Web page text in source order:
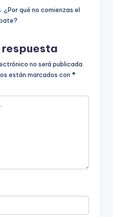
¿Por qué no comienzas el
respuesta
no será publicada.
están marcados con *